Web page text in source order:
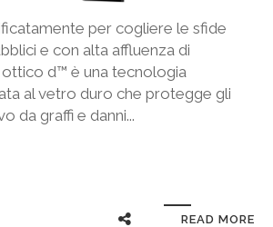
per cogliere le sfide
e con alta affluenza di
d™ è una tecnologia
al vetro duro che protegge gli
da graffi e danni...
READ MORE